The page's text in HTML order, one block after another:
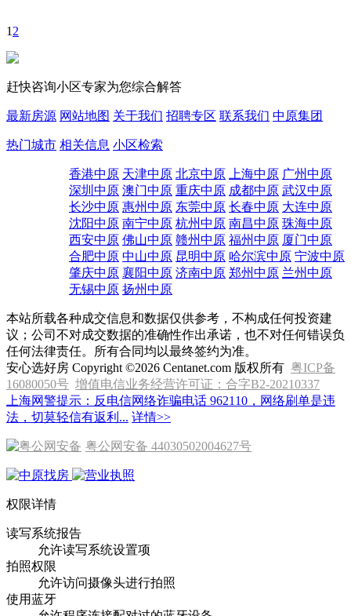
1 2
赶快咨询小区专家为您综合解答
最新房源 网站地图 关于我们 招聘专区 联系我们 中原集团
热门城市 相关信息 小区检索
香港中原 天津中原 北京中原 上海中原 广州中原
深圳中原 澳门中原 重庆中原 成都中原 武汉中原
长沙中原 惠州中原 东莞中原 长春中原 大连中原
沈阳中原 南宁中原 杭州中原 南昌中原 珠海中原
西安中原 佛山中原 赣州中原 福州中原 厦门中原
合肥中原 中山中原 昆明中原 哈尔滨中原 宁波中原
肇庆中原 襄阳中原 济南中原 郑州中原 兰州中原
无锡中原 扬州中原
本站所载各种成交信息和数据仅供参考，不构成任何投资建
议；公司不对成交数据的准确性作出承诺，也不对任何错误负
任何法律责任。所有合同均以最终签约为准。
安心选好房 Copyright ©2026 Centanet.com 版权所有 粤ICP备
16080050号 增值电信业务经营许可证：合字B2-20210337
上海网警提示：反电信网络诈骗电话 962110，网络刷单是违
法，切莫轻信有返利... 详情>>
粤公网安备 44030502004627号
权限详情
读写系统报告
允许读写系统设置项
拍照权限
允许访问摄像头进行拍照
使用蓝牙